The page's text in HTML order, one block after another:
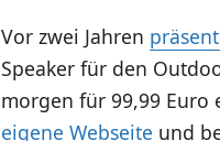
Vor zwei Jahren
Speaker für den
morgen für 99,99 Euro
eigene Webseite und